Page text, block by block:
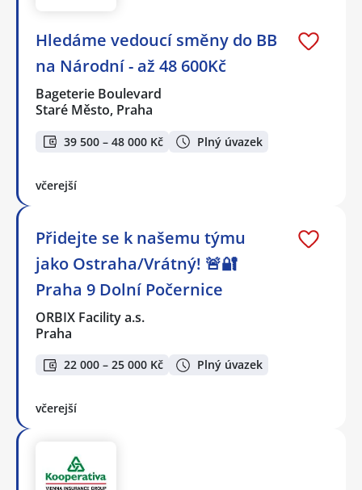
Hledáme vedoucí směny do BB
na Národní - až 48 600Kč
Bageterie Boulevard
Staré Město, Praha
39 500 – 48 000 Kč Plný úvazek
včerejší
Přidejte se k našemu týmu
jako Ostraha/Vrátný! 🚨🔐
Praha 9 Dolní Počernice
ORBIX Facility a.s.
Praha
22 000 – 25 000 Kč Plný úvazek
včerejší